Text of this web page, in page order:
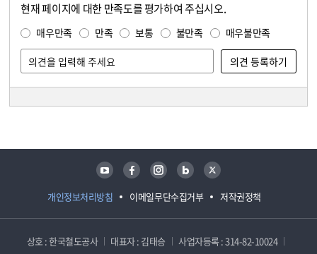
현재 페이지에 대한 만족도를 평가하여 주십시오.
매우만족 만족 보통 불만족 매우불만족
개인정보처리방침 이메일무단수집거부 저작권정책
유튜브 페이스북 인스타그램 블로그 트위터
상호 : 한국철도공사 대표자 : 김태승
사업자등록 : 314-82-10024